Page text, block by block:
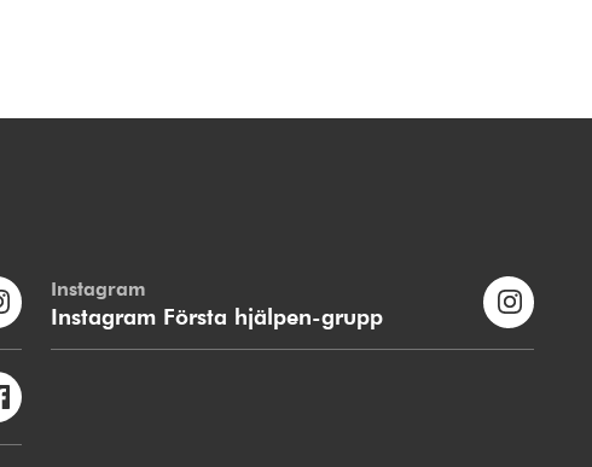
Instagram
Instagram Första hjälpen-grupp